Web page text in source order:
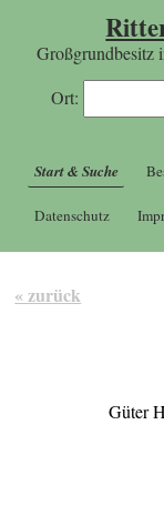
Großgrundbesitz
Ort:
Start & Suche
Datenschutz
« zurück
Güter